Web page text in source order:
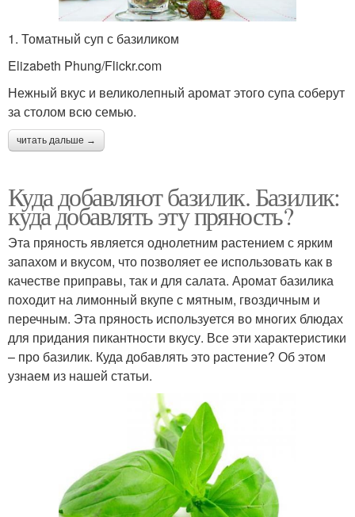
1. Томатный суп с базиликом
Elizabeth Phung/Flickr.com
Нежный вкус и великолепный аромат этого супа соберут
за столом всю семью.
читать дальше →
Куда добавляют базилик. Базилик:
куда добавлять эту пряность?
Эта пряность является однолетним растением с ярким
запахом и вкусом, что позволяет ее использовать как в
качестве приправы, так и для салата. Аромат базилика
походит на лимонный вкупе с мятным, гвоздичным и
перечным. Эта пряность используется во многих блюдах
для придания пикантности вкусу. Все эти характеристики
– про базилик. Куда добавлять это растение? Об этом
узнаем из нашей статьи.